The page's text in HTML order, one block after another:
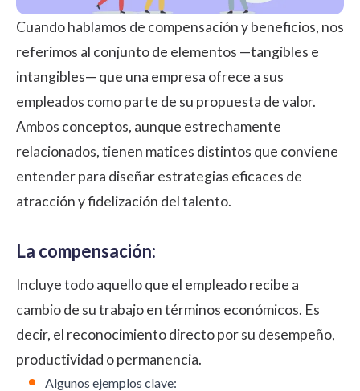
Cuando hablamos de compensación y beneficios, nos
referimos al conjunto de elementos —tangibles e
intangibles— que una empresa ofrece a sus
empleados como parte de su propuesta de valor.
Ambos conceptos, aunque estrechamente
relacionados, tienen matices distintos que conviene
entender para diseñar estrategias eficaces de
atracción yfidelización del talento.
La compensación:
Incluye todo aquello que el empleado recibe a
cambio de su trabajo en términos económicos. Es
decir, el reconocimiento directo por su desempeño,
productividad o permanencia.
Algunos ejemplos clave: